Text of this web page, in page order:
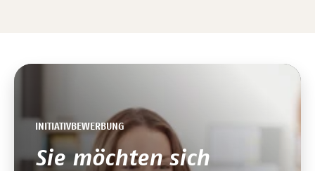
INITIATIVBEWERBUNG
Sie möchten sich